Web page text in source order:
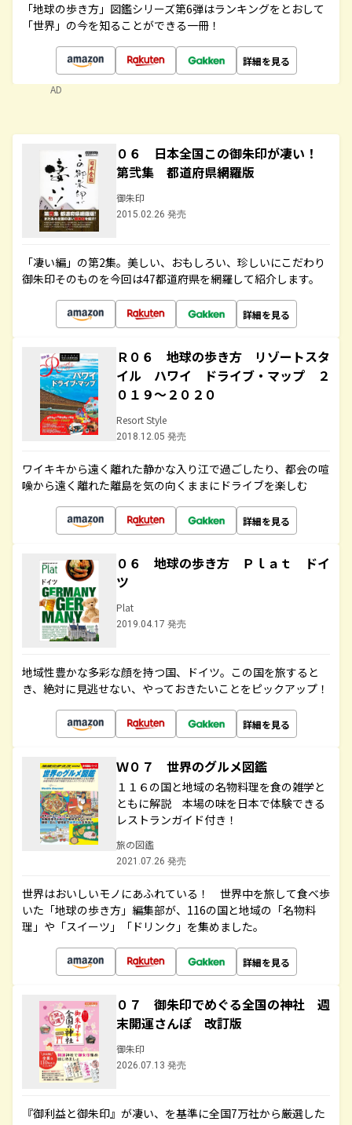
「地球の歩き方」図鑑シリーズ第6弾はランキングをとおして
「世界」の今を知ることができる一冊！
詳細を見る
AD
０６ 日本全国この御朱印が凄い！
第弐集 都道府県網羅版
御朱印
2015.02.26 発売
「凄い編」の第2集。美しい、おもしろい、珍しいにこだわり
御朱印そのものを今回は47都道府県を網羅して紹介します。
詳細を見る
Ｒ０６ 地球の歩き方 リゾートスタ
イル ハワイ ドライブ・マップ ２
０１９～２０２０
Resort Style
2018.12.05 発売
ワイキキから遠く離れた静かな入り江で過ごしたり、都会の喧
噪から遠く離れた離島を気の向くままにドライブを楽しむ
詳細を見る
０６ 地球の歩き方 Ｐｌａｔ ドイ
ツ
Plat
2019.04.17 発売
地域性豊かな多彩な顔を持つ国、ドイツ。この国を旅すると
き、絶対に見逃せない、やっておきたいことをピックアップ！
詳細を見る
Ｗ０７ 世界のグルメ図鑑
１１６の国と地域の名物料理を食の雑学と
ともに解説 本場の味を日本で体験できる
レストランガイド付き！
旅の図鑑
2021.07.26 発売
世界はおいしいモノにあふれている！ 世界中を旅して食べ歩
いた「地球の歩き方」編集部が、116の国と地域の「名物料
理」や「スイーツ」「ドリンク」を集めました。
詳細を見る
０７ 御朱印でめぐる全国の神社 週
末開運さんぽ 改訂版
御朱印
2026.07.13 発売
『御利益と御朱印』が凄い、を基準に全国7万社から厳選した